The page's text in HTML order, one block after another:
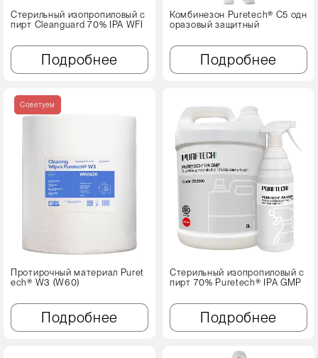
Стерильный изопропиловый с
пирт Cleanguard 70% IPA WFI
Подробнее
Комбинезон Puretech® C5 одн
оразовый защитный
Подробнее
Советуем
Протирочный материал Puret
ech® W3 (W60)
Подробнее
Стерильный изопропиловый с
пирт 70% Puretech® IPA GMP
Подробнее